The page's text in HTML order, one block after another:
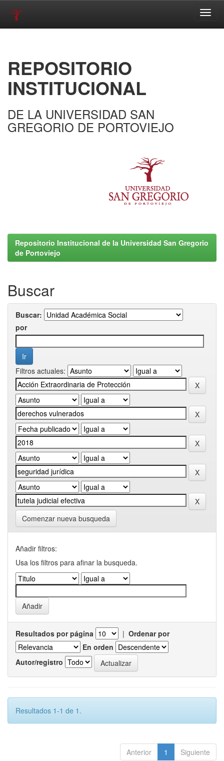
REPOSITORIO
INSTITUCIONAL
DE LA UNIVERSIDAD SAN
GREGORIO DE PORTOVIEJO
Repositorio Institucional de la Universidad San Gregorio
de Portoviejo
Buscar
Buscar:
por
Filtros actuales:
Comenzar nueva busqueda
Añadir filtros:
Usa los filtros para afinar la busqueda.
Resultados por página | Ordenar por
En orden
Autor/registro
Resultados 1-1 de 1.
Anterior 1 Siguiente